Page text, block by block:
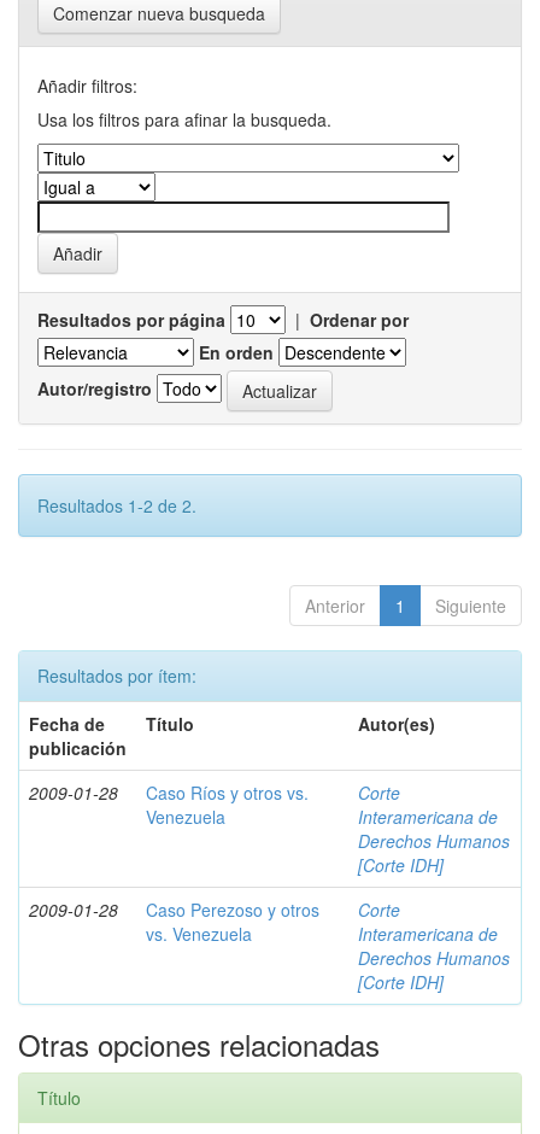
Comenzar nueva busqueda
Añadir filtros:
Usa los filtros para afinar la busqueda.
Resultados por página | Ordenar por
En orden
Autor/registro
Resultados 1-2 de 2.
Anterior 1 Siguiente
Resultados por ítem:
Fecha de
publicación
Título Autor(es)
2009-01-28
Caso Ríos y otros vs.
Venezuela
Corte
Interamericana de
Derechos Humanos
[Corte IDH]
2009-01-28
Caso Perezoso y otros
vs. Venezuela
Corte
Interamericana de
Derechos Humanos
[Corte IDH]
Otras opciones relacionadas
Título